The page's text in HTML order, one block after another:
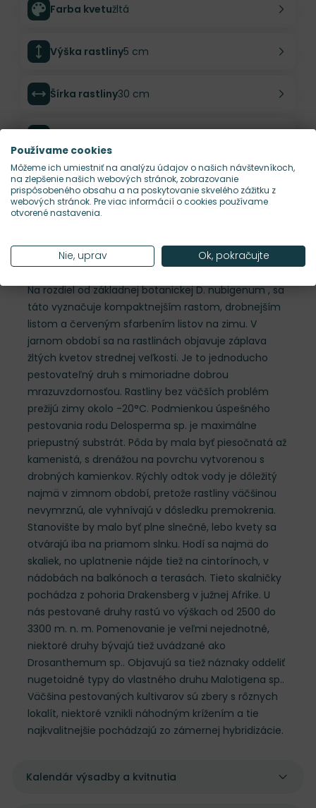
Farba kvetužltá
Výška rastliny5 cm
Šírka rastliny30 cm
Hustota výsadby12 ks/m²
Nároky na slnko
Popis
Na rozdiel od základnej botanickej D. nubigenum , sa
táto vyznačuje kompaktnejším rastom, drobnejším
listom a červeným sfarbením listov na zimu. V
jarnom období sa na rastlinách objavuje záplava
žltých kvetov strednej veľkosti. Je to jednoducho
pestovateľný druh s mimoriadne dobrou
mrazuvzdornosťou. Rastliny bez väčších problém
prežijú zimy okolo -20°C. Podmienkou úspešného
pestovania rodu Delosperma sp. je maximálne
priepustný substrát. Pôda by mala byť piesočnatá až
kamenistá, s drenážou na povrchu vytvorenou s
drobných kamienkov. Rýchly odtok vody je dôležitý
najmä v zimnom období, pretože rastliny väčšinou
nevymrznú, ale vyhnívajú v dôsledku premokrenia.
Stanovište by malo byť plne slnečné, lebo kvety sa
otvárajú iba na priamom slnku. Hodí sa najmä do
skaliek, no uplatnenie nájde tiež na cintorínoch, v
nádobách na balkónoch a terasách. Tieto skalničky
pochádza z pohoria Drakensberg v južnej Afrike. U
nás pestované druhy rastú vo výškach od 2500 do
3300 m. n. m. Pomenovanie je veľmi nejednotné,
niektoré druhy bývajú tiež uvádzané ako
Drosanthemum sp.. Objavujú sa tiež náznaky oddeliť
nugetoidné typy do vlastného druhu Malotigena sp..
Väčšina pestovaných kultivarov sú zbery s rôznych
lokalít, niektoré vznikli náhodným krížením a tie
najkvalitnejšie pochádzajú zo zámernej hybridizácie.
Kalendár výsadby a kvitnutia
Používame cookies
Môžeme ich umiestniť na analýzu údajov o našich návštevníkoch,
na zlepšenie našich webových stránok, zobrazovanie
prispôsobeného obsahu a na poskytovanie skvelého zážitku z
webových stránok. Pre viac informácií o cookies používame
otvorené nastavenia.
Nie, uprav Ok, pokračujte